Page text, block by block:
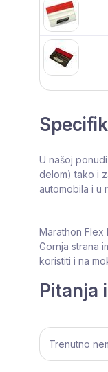
U našoj
delom) tako i
automobila i u
Marathon Flex
Gornja strana
koristiti i na
Pitanja
Trenutno